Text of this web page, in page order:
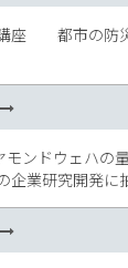
座 都市の防
モンドウェハの
企業研究開発に